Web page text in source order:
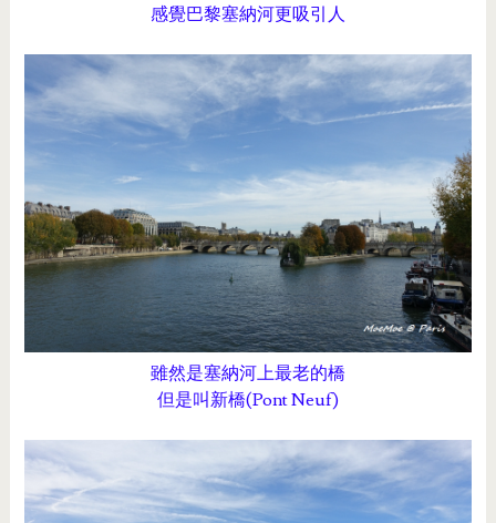
感覺巴黎塞納河更吸引人
雖然是塞納河上最老的橋
但是叫新橋(Pont Neuf)